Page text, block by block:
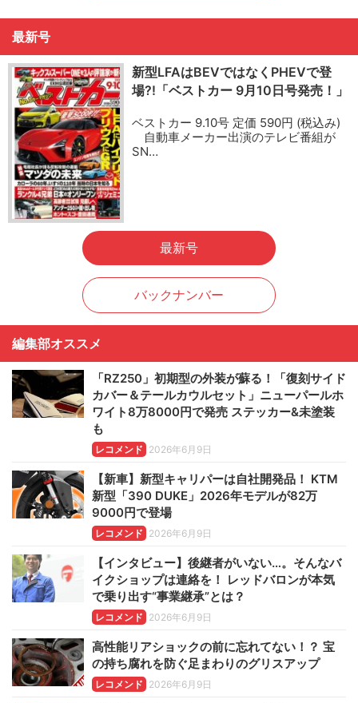
最新号
新型LFAはBEVではなくPHEVで登
場?!「ベストカー 9月10日号発売！」
ベストカー 9.10号 定価 590円 (税込み)
自動車メーカー出演のテレビ番組が
SN…
最新号
バックナンバー
編集部オススメ
「RZ250」初期型の外装が蘇る！「復刻サイド
カバー＆テールカウルセット」ニューパールホ
ワイト8万8000円で発売 ステッカー&未塗装
も
レコメンド 2026年6月9日
【新車】新型キャリパーは自社開発品！ KTM
新型「390 DUKE」2026年モデルが82万
9000円で登場
レコメンド 2026年6月9日
【インタビュー】後継者がいない…。そんなバ
イクショップは連絡を！ レッドバロンが本気
で乗り出す“事業継承”とは？
レコメンド 2026年6月9日
高性能リアショックの前に忘れてない！？ 宝
の持ち腐れを防ぐ足まわりのグリスアップ
レコメンド 2026年6月9日